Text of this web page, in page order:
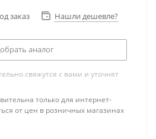
заказ Нашли дешевле?
аналог
свяжутся с вами и уточнят
только для интернет-
от цен в розничных магазинах